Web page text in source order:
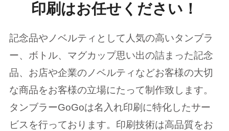
印刷はお任せください！
記念品やノベルティとして人気の高いタンブラ
ー、ボトル、マグカップ思い出の詰まった記念
品、お店や企業のノベルティなどお客様の大切
な商品をお客様の立場にたって制作致します。
タンブラーGoGoは名入れ印刷に特化したサー
ビスを行っております。印刷技術は高品質をお